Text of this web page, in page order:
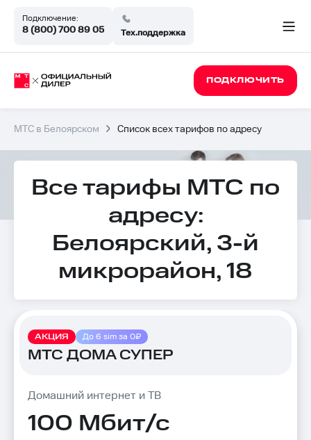
Подключение:
8 (800) 700 89 05 Тех.поддержка
ПОДКЛЮЧИТЬ
МТС в Белоярском Список всех тарифов по адресу
Все тарифы МТС по
адресу:
Белоярский, 3-й
микрорайон, 18
АКЦИЯ До 6 sim за 0₽
МТС ДОМА СУПЕР
Домашний интернет и ТВ
100 Мбит/с